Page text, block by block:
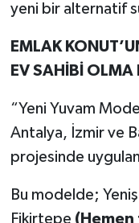
yeni bir alternatif
EMLAK
EV SAHİBİ OLMA
“Yeni Yuvam
Antalya, İzmir ve
projesinde
Bu modelde;
Fikirtepe